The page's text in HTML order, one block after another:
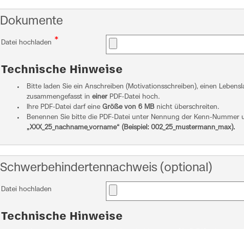
Dokumente
Datei hochladen *
Technische Hinweise
Bitte laden Sie ein Anschreiben (Motivationsschreiben), einen
zusammengefasst in einer PDF-Datei hoch.
Ihre PDF-Datei darf eine Größe von 6 MB nicht überschreiten.
Benennen Sie bitte die PDF-Datei unter Nennung der Kenn-Nummer
„XXX_25_nachname_vorname“ (Beispiel: 002_25_mustermann_max).
Schwerbehindertennachweis (optional)
Datei hochladen
Technische Hinweise